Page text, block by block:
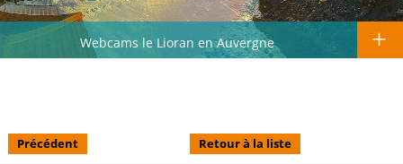
Webcams le Lioran en Auvergne
Précédent Retour à la liste